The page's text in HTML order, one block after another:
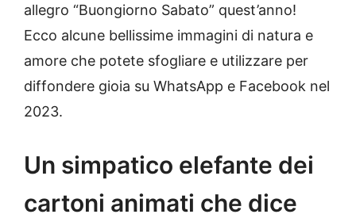
allegro “Buongiorno Sabato” quest’anno!
Ecco alcune bellissime immagini di natura e
amore che potete sfogliare e utilizzare per
diffondere gioia su WhatsApp e Facebook nel
2023.
Un simpatico elefante dei
cartoni animati che dice